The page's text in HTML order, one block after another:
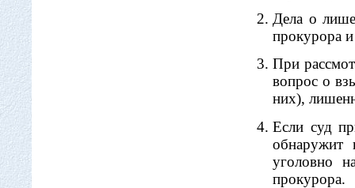
Дела о
прокурора и
При
вопрос о
них),
Если суд
обнаружит
уголовно
прокурора.